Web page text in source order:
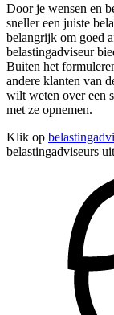
Door je wensen en
sneller een juiste
belangrijk om goed
belastingadviseur
Buiten het
andere klanten van
wilt weten over een
met ze opnemen.
Klik op
belastingadviseurs